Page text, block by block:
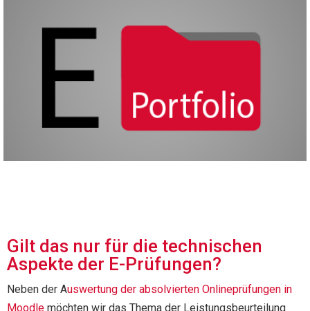
Gilt das nur für die technischen
Aspekte der E-Prüfungen?
Neben der Auswertung der absolvierten Onlineprüfungen in
Moodle möchten wir das Thema der Leistungsbeurteilung